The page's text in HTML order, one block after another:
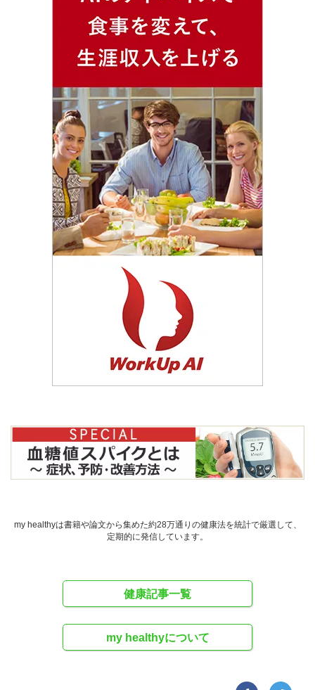
my healthyは書籍や論文から集めた約28万通りの健康法を統計で厳選して、
定期的に発信しています。
健康記事一覧
my healthyについて